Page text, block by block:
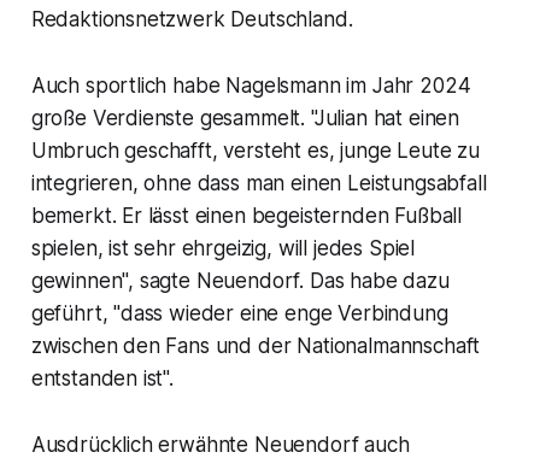
Redaktionsnetzwerk Deutschland.
Auch sportlich habe Nagelsmann im Jahr 2024
große Verdienste gesammelt. "Julian hat einen
Umbruch geschafft, versteht es, junge Leute zu
integrieren, ohne dass man einen Leistungsabfall
bemerkt. Er lässt einen begeisternden Fußball
spielen, ist sehr ehrgeizig, will jedes Spiel
gewinnen", sagte Neuendorf. Das habe dazu
geführt, "dass wieder eine enge Verbindung
zwischen den Fans und der Nationalmannschaft
entstanden ist".
Ausdrücklich erwähnte Neuendorf auch